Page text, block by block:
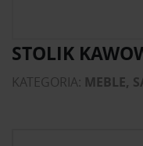
STOLIK
KATEGORIA: MEBLE,